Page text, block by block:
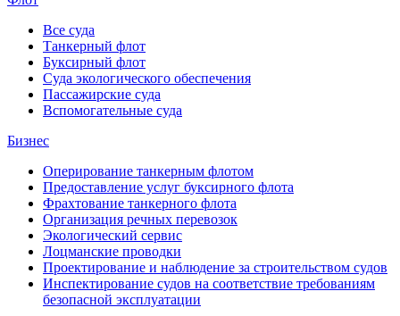
Все суда
Танкерный флот
Буксирный флот
Суда экологического обеспечения
Пассажирские суда
Вспомогательные суда
Бизнес
Оперирование танкерным флотом
Предоставление услуг буксирного флота
Фрахтование танкерного флота
Организация речных перевозок
Экологический сервис
Лоцманские проводки
Проектирование и наблюдение за строительством судов
Инспектирование судов на соответствие требованиям
безопасной эксплуатации